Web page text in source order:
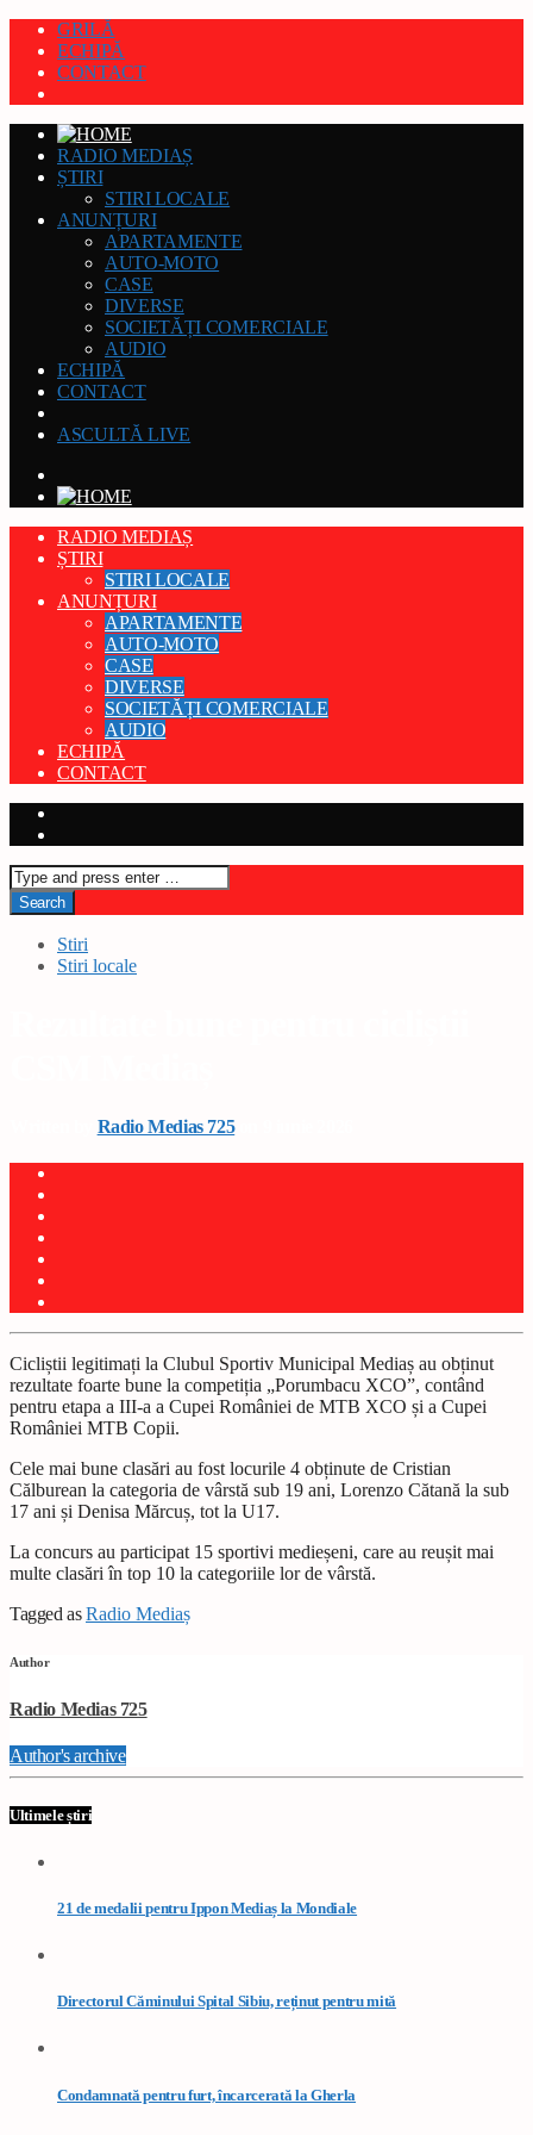
GRILĂ
ECHIPĂ
CONTACT
RADIO MEDIAȘ
ȘTIRI
STIRI LOCALE
ANUNȚURI
APARTAMENTE
AUTO-MOTO
CASE
DIVERSE
SOCIETĂȚI COMERCIALE
AUDIO
ECHIPĂ
CONTACT
ASCULTĂ LIVE
RADIO MEDIAȘ
ȘTIRI
STIRI LOCALE
ANUNȚURI
APARTAMENTE
AUTO-MOTO
CASE
DIVERSE
SOCIETĂȚI COMERCIALE
AUDIO
ECHIPĂ
CONTACT
Stiri
Stiri locale
Radio Medias 725on 9 iunie 2026
Cicliștii legitimați la Clubul Sportiv Municipal Mediaș au obținut
rezultate foarte bune la competiția „Porumbacu XCO”, contând
pentru etapa a III-a a Cupei României de MTB XCO și a Cupei
României MTB Copii.
Cele mai bune clasări au fost locurile 4 obținute de Cristian
Călburean la categoria de vârstă sub 19 ani, Lorenzo Cătană la sub
17 ani și Denisa Mărcuș, tot la U17.
La concurs au participat 15 sportivi medieșeni, care au reușit mai
multe clasări în top 10 la categoriile lor de vârstă.
Tagged asRadio Mediaș
Author
Radio Medias 725
Author's archive
Ultimele știri
21 de medalii pentru Ippon Mediaș la Mondiale
Directorul Căminului Spital Sibiu, reținut pentru mită
Condamnată pentru furt, încarcerată la Gherla